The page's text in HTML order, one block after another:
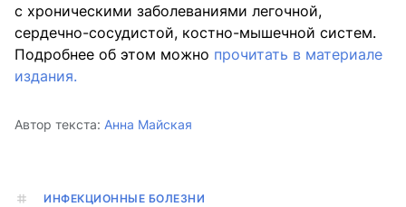
с хроническими заболеваниями легочной,
сердечно-сосудистой, костно-мышечной систем.
Подробнее об этом можно прочитать в материале
издания.
Автор текста: Анна Майская
ИНФЕКЦИОННЫЕ БОЛЕЗНИ